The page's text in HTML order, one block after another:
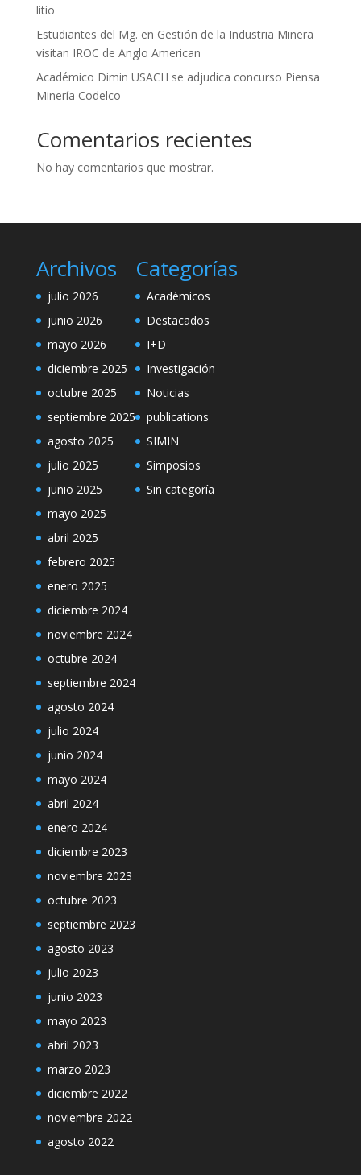
litio
Estudiantes del Mg. en Gestión de la Industria Minera
visitan IROC de Anglo American
Académico Dimin USACH se adjudica concurso Piensa
Minería Codelco
Comentarios recientes
No hay comentarios que mostrar.
Archivos
julio 2026
junio 2026
mayo 2026
diciembre 2025
octubre 2025
septiembre 2025
agosto 2025
julio 2025
junio 2025
mayo 2025
abril 2025
febrero 2025
enero 2025
diciembre 2024
noviembre 2024
octubre 2024
septiembre 2024
agosto 2024
julio 2024
junio 2024
mayo 2024
abril 2024
enero 2024
diciembre 2023
noviembre 2023
octubre 2023
septiembre 2023
agosto 2023
julio 2023
junio 2023
mayo 2023
abril 2023
marzo 2023
diciembre 2022
noviembre 2022
agosto 2022
Categorías
Académicos
Destacados
I+D
Investigación
Noticias
publications
SIMIN
Simposios
Sin categoría